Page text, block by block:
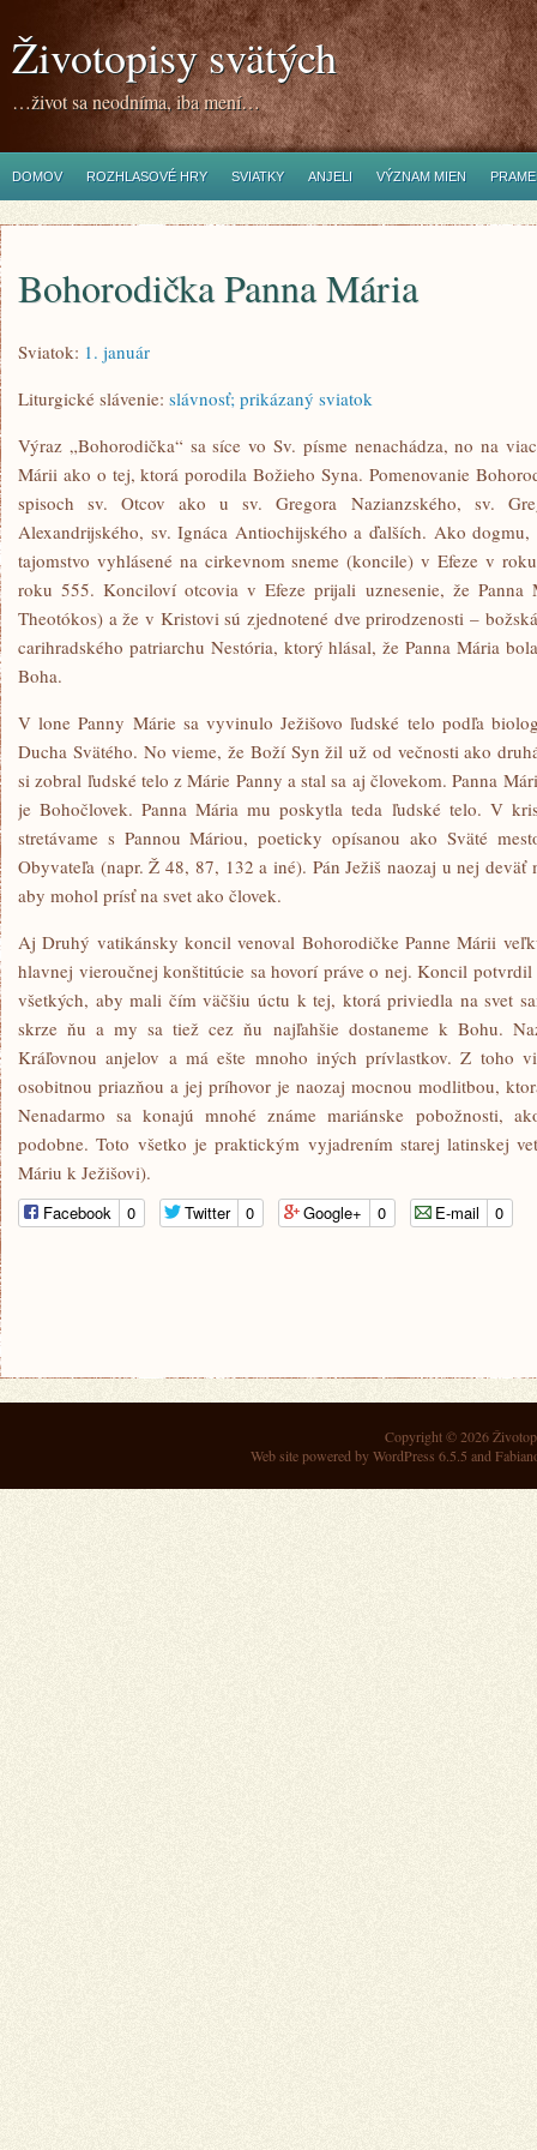
Životopisy svätých
…život sa neodníma, iba mení…
DOMOV ROZHLASOVÉ HRY SVIATKY ANJELI VÝZNAM MIEN
Bohorodička Panna Mária
Sviatok: 1. január
Liturgické slávenie: slávnosť; prikázaný sviatok
Výraz „Bohorodička“ sa síce vo Sv. písme nenachádza, no na
Márii ako o tej, ktorá porodila Božieho Syna. Pomenovanie
spisoch sv. Otcov ako u sv. Gregora Nazianzského, sv.
Alexandrijského, sv. Ignáca Antiochijského a ďalších. Ako
tajomstvo vyhlásené na cirkevnom sneme (koncile) v Efeze v
roku 555. Konciloví otcovia v Efeze prijali uznesenie, že Panna
Theotókos) a že v Kristovi sú zjednotené dve prirodzenosti –
carihradského patriarchu Nestória, ktorý hlásal, že Panna Mária
Boha.
V lone Panny Márie sa vyvinulo Ježišovo ľudské telo podľa
Ducha Svätého. No vieme, že Boží Syn žil už od večnosti ako
si zobral ľudské telo z Márie Panny a stal sa aj človekom. Panna
je Bohočlovek. Panna Mária mu poskytla teda ľudské telo. V
stretávame s Pannou Máriou, poeticky opísanou ako Sväté
Obyvateľa (napr. Ž 48, 87, 132 a iné). Pán Ježiš naozaj u nej deväť
aby mohol prísť na svet ako človek.
Aj Druhý vatikánsky koncil venoval Bohorodičke Panne Márii
hlavnej vieroučnej konštitúcie sa hovorí práve o nej. Koncil potvrdil
všetkých, aby mali čím väčšiu úctu k tej, ktorá priviedla na svet
skrze ňu a my sa tiež cez ňu najľahšie dostaneme k Bohu.
Kráľovnou anjelov a má ešte mnoho iných prívlastkov. Z toho
osobitnou priazňou a jej príhovor je naozaj mocnou modlitbou,
Nenadarmo sa konajú mnohé známe mariánske pobožnosti,
podobne. Toto všetko je praktickým vyjadrením starej latinskej
Máriu k Ježišovi).
Facebook 0 Twitter 0 Google+ 0 E-mail 0
Copyright © 2026
Web site powered byWordPress 6.5.5 and